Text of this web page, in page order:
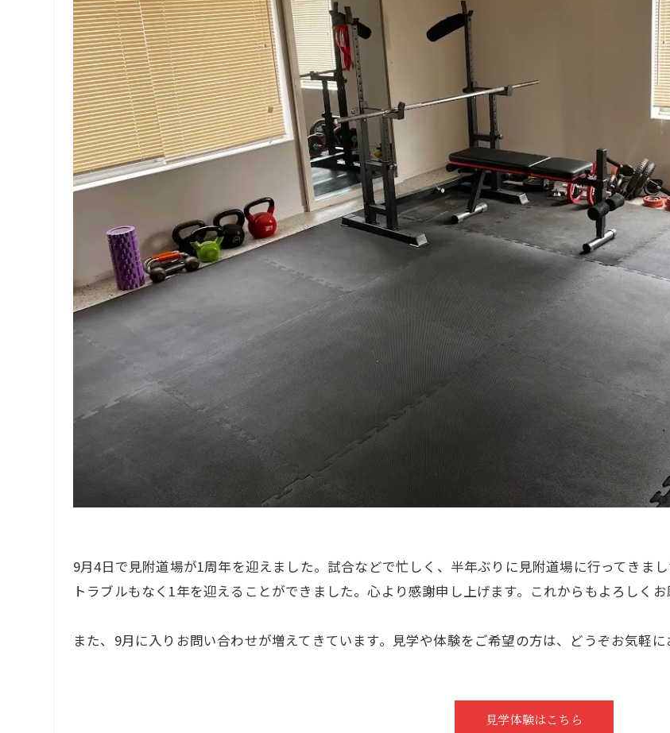
9月4日で見附道場が1周年を迎えました。試合などで忙しく、半年ぶりに見附道場に行ってきま
トラブルもなく1年を迎えることができました。心より感謝申し上げます。これからもよろしく
また、9月に入りお問い合わせが増えてきています。見学や体験をご希望の方は、どうぞお気軽
見学体験はこちら